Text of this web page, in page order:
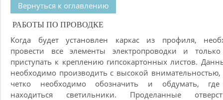
Вернуться к оглавлению
РАБОТЫ ПО ПРОВОДКЕ
Когда будет установлен каркас из профиля,
провести все элементы электропроводки и
приступать к креплению гипсокартонных листов.
необходимо производить с высокой внимательностью,
четко необходимо обозначить и обдумать, где
находиться светильники. Проделанные